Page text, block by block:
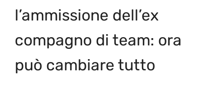
l’ammissione dell’ex
compagno di team: ora
può cambiare tutto